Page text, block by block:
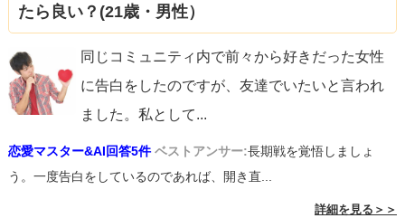
たら良い？(21歳・男性）
同じコミュニティ内で前々から好きだった女性
に告白をしたのですが、友達でいたいと言われ
ました。私として...
恋愛マスター&AI回答5件 ベストアンサー:長期戦を覚悟しましょ
う。一度告白をしているのであれば、開き直...
詳細を見る＞＞